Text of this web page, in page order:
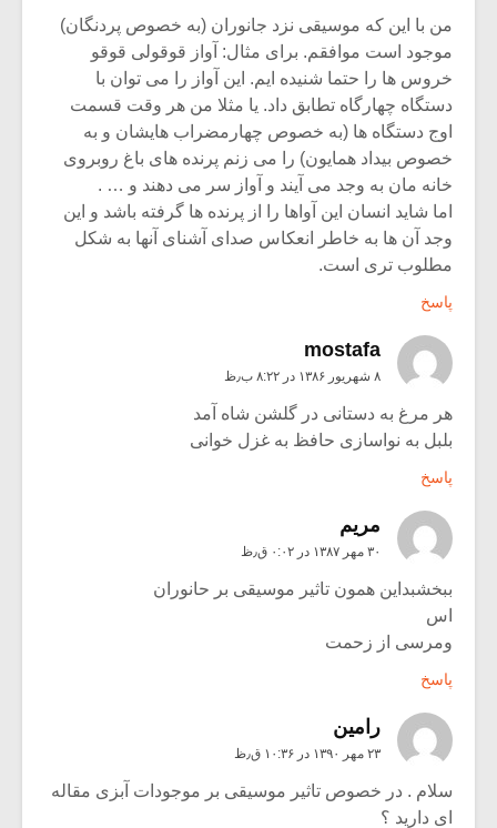
من با این که موسیقی نزد جانوران (به خصوص پردنگان)
موجود است موافقم. برای مثال: آواز قوقولی قوقو
خروس ها را حتما شنیده ایم. این آواز را می توان با
دستگاه چهارگاه تطابق داد. یا مثلا من هر وقت قسمت
اوج دستگاه ها (به خصوص چهارمضراب هایشان و به
خصوص بیداد همایون) را می زنم پرنده های باغ روبروی
خانه مان به وجد می آیند و آواز سر می دهند و … .
اما شاید انسان این آواها را از پرنده ها گرفته باشد و این
وجد آن ها به خاطر انعکاس صدای آشنای آنها به شکل
مطلوب تری است.
پاسخ
mostafa
۸ شهریور ۱۳۸۶ در ۸:۲۲ ب٫ظ
هر مرغ به دستانی در گلشن شاه آمد
بلبل به نواسازی حافظ به غزل خوانی
پاسخ
مريم
۳۰ مهر ۱۳۸۷ در ۰:۰۲ ق٫ظ
ببخشبداین همون تاثیر موسیقی بر حانوران
اس
ومرسى از زحمت
پاسخ
رامین
۲۳ مهر ۱۳۹۰ در ۱۰:۳۶ ق٫ظ
سلام . در خصوص تاثیر موسیقی بر موجودات آبزی مقاله
ای دارید ؟